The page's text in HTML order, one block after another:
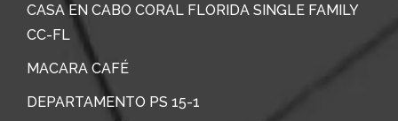
CASA EN CABO CORAL FLORIDA SINGLE FAMILY
CC-FL
MACARA CAFÉ
DEPARTAMENTO PS 15-1